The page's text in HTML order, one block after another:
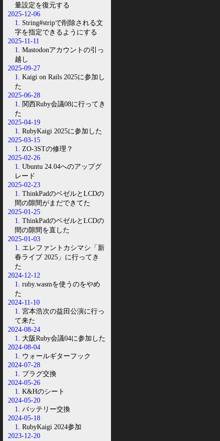
量設定を復元する
2025-12-06
1
. String#stripで削除される文
字を指定できるようにする
2025-11-11
1
. Mastodonアカウントの引っ
越し
2025-09-27
1
. Kaigi on Rails 2025に参加し
た
2025-06-28
1
. 関西Ruby会議08に行ってき
た
2025-04-19
1
. RubyKaigi 2025に参加した
2025-03-15
1
. ZO-3STの修理？
2025-02-26
1
. Ubuntu 24.04へのアップグ
レード
2025-02-23
1
. ThinkPadのベゼルとLCDの
間の隙間がまだできてた
2025-01-25
1
. ThinkPadのベゼルとLCDの
間の隙間を直した
2025-01-03
1
. エレファントカシマシ「新
春ライブ 2025」に行ってき
た
2024-12-12
1
. ruby.wasmを使うのをやめ
た
2024-11-10
1
. 宮本浩次の益田公演に行っ
て来た
2024-08-24
1
. 大阪Ruby会議04に参加した
2024-08-04
1
. ウォールギターフック
2024-07-28
1
. プラグ交換
2024-05-26
1
. K&Hのシート
2024-05-20
1
. バッテリー交換
2024-05-18
1
. RubyKaigi 2024参加
2023-12-20